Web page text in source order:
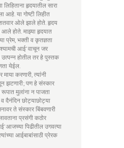
लिहिताना हृदयातील सारा
आहे. या गोष्टी लिहीत
ओले झाले होते. हृदय
होते. माझ्या हृदयात
प्रेम, भक्ती व कृतज्ञता
आई’ वाचून जर
उत्पन्न होतील तर हे पुस्तक
येईल.
करणारी, त्यांनी
झटणारी; पण हे संस्कार
रूपात मुलांना न पाजता
दैनंदिन छोट्याछोट्या
ते संस्कार बिंबवणारी
प्रसंगी कठोर
आजच्या पिढीतील उगवत्या
आईबाबांसाठी प्रेरक